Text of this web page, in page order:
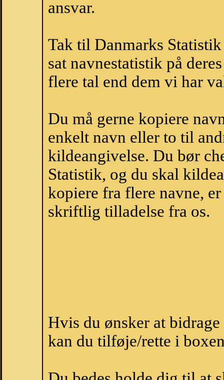
ansvar.
Tak til Danmarks
sat navnestatistik på
flere tal end dem vi har
Du må gerne kopiere
enkelt navn eller to til
kildeangivelse. Du bør
Statistik, og du skal
kopiere fra flere navne,
skriftlig tilladelse fra os.
Hvis du ønsker at
kan du tilføje/rette i